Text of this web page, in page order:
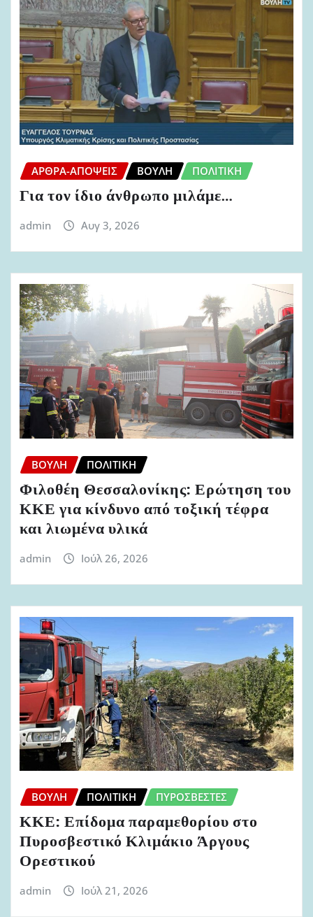
ΆΡΘΡΑ-ΑΠΌΨΕΙΣ ΒΟΥΛΉ ΠΟΛΙΤΙΚΉ
Για τον ίδιο άνθρωπο μιλάμε…
admin Αυγ 3, 2026
ΒΟΥΛΉ ΠΟΛΙΤΙΚΉ
Φιλοθέη Θεσσαλονίκης: Ερώτηση του
ΚΚΕ για κίνδυνο από τοξική τέφρα
και λιωμένα υλικά
admin Ιούλ 26, 2026
ΒΟΥΛΉ ΠΟΛΙΤΙΚΉ ΠΥΡΟΣΒΈΣΤΕΣ
ΚΚΕ: Επίδομα παραμεθορίου στο
Πυροσβεστικό Κλιμάκιο Άργους
Ορεστικού
admin Ιούλ 21, 2026